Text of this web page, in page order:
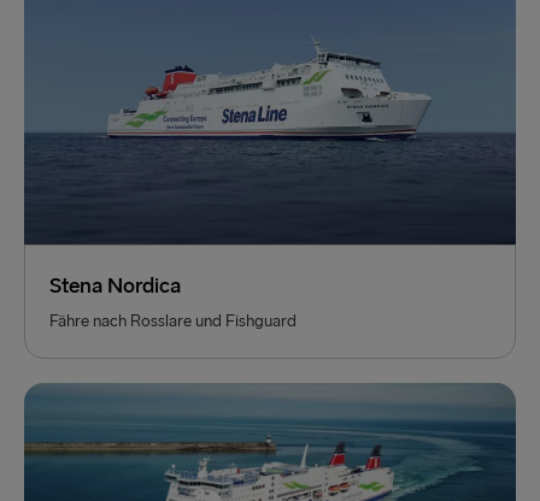
Stena Nordica
Fähre nach Rosslare und Fishguard